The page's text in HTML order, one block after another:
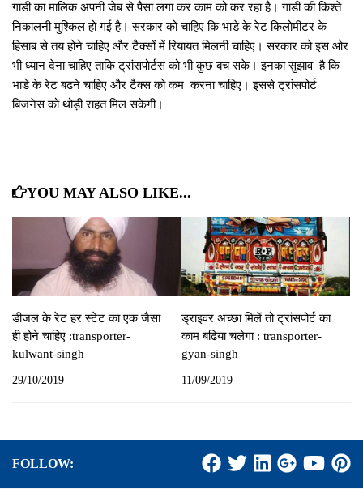
गाडी का मालिक अपनी जेब से पैसा लगा कर काम को कर रहा है। गाडी की किश्‍ते
निकालनी मुश्‍किल हो गई है। सरकार को चाहिए कि भाडे के रेट किलोमीटर के
हिसाब से तय होने चाहिए और टैक्‍सों में रियायत मिलनी चाहिए। सरकार को इस ओर
भी ध्‍यान देना चाहिए ताकि ट्रांसपोर्टस को भी कुछ बच सके। इनका सुझाव है कि
भाडे के रेट बढने चाहिए और टैक्‍स को कम करना चाहिए। इससे ट्रांसपोर्ट
बिजनेस को थोड़ी राहत मिल सकेगी।
YOU MAY ALSO LIKE...
डीजल के रेट हर स्‍टेट का एक जैसा
ही होने चाहिए :transporter-
kulwant-singh
29/10/2019
ड्राइवर अच्‍छा मिलें तो ट्रांसपोर्ट का
काम बढिया चलेगा : transporter-
gyan-singh
11/09/2019
FOLLOW: